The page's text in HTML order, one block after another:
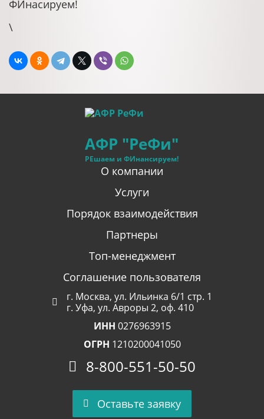
ФИнасируем!
\
АФР "РеФи"
РЕшаем и ФИнансируем!
О компании
Услуги
Порядок взаимодействия
Партнеры
Топ-менеджмент
Соглашение пользователя
г. Москва, ул. Ильинка 6/1 стр. 1
г. Уфа, ул. Авроры 2, оф. 410
ИНН 0276963915
ОГРН 1210200041050
8-800-551-50-50
Оставьте заявку